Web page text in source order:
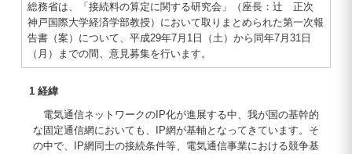
総務省は、「接続料の算定に関する研究会」（座長：辻 正次
神戸国際大学経済学部教授）において取りまとめられた第一次報
告書（案）について、平成29年7月1日（土）から同年7月31日
（月）までの間、意見募集を行います。
1 経緯
電気通信ネットワークのIP化が進展する中、我が国の基幹的
な固定通信網においても、IP網が基軸となってきています。そ
の中で、IP網同士の接続条件等、電気通信事業における競争基